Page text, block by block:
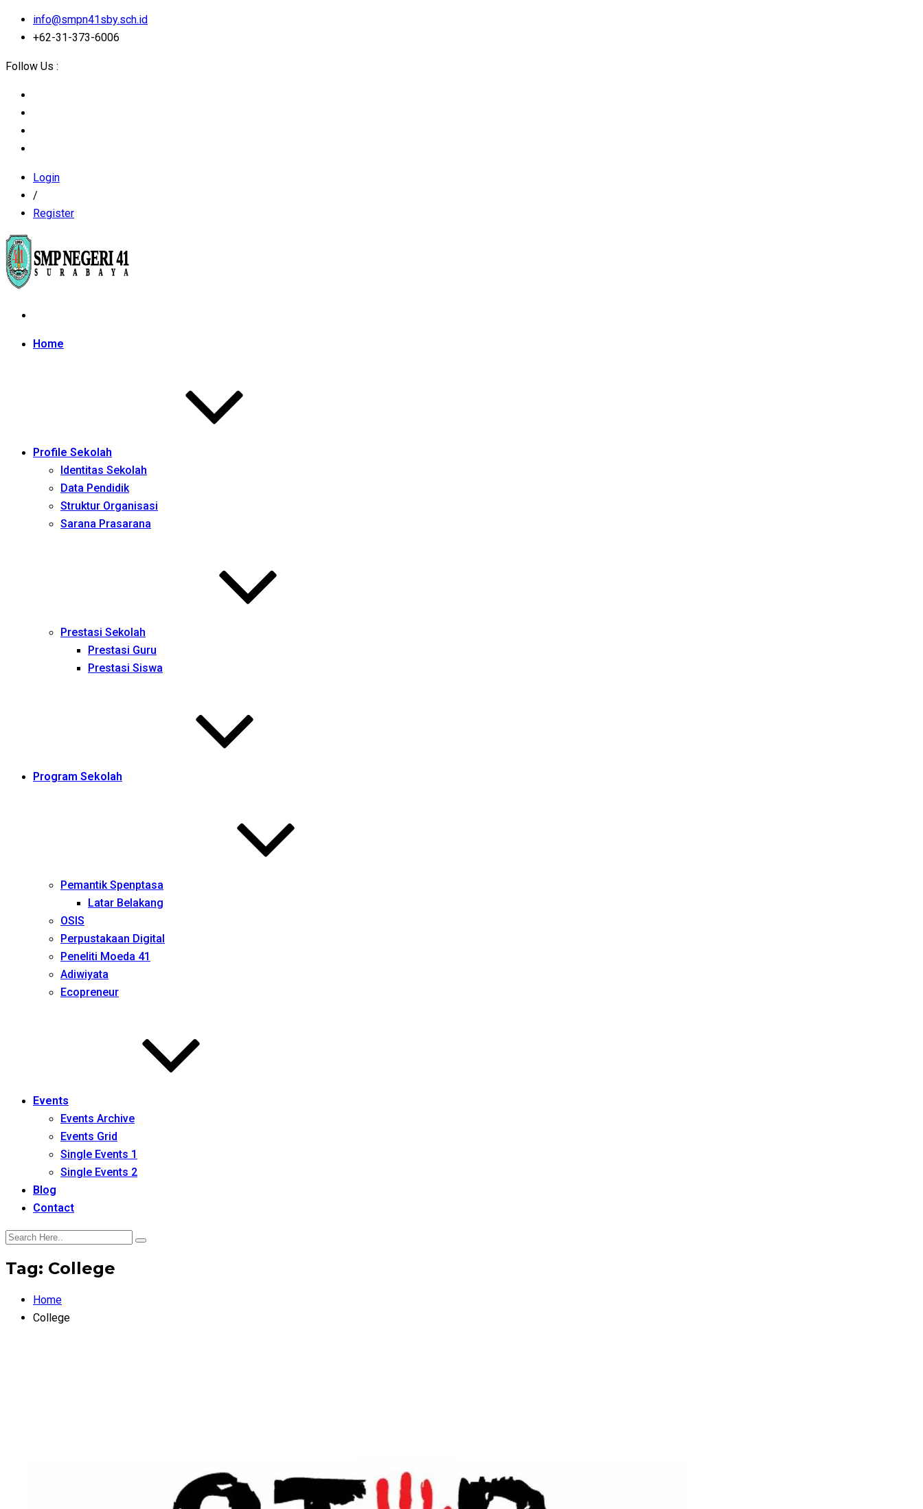
info@smpn41sby.sch.id
+62-31-373-6006
Follow Us :
Login
/
Register
Home
Profile Sekolah
Identitas Sekolah
Data Pendidik
Struktur Organisasi
Sarana Prasarana
Prestasi Sekolah
Prestasi Guru
Prestasi Siswa
Program Sekolah
Pemantik Spenptasa
Latar Belakang
OSIS
Perpustakaan Digital
Peneliti Moeda 41
Adiwiyata
Ecopreneur
Events
Events Archive
Events Grid
Single Events 1
Single Events 2
Blog
Contact
Tag: College
Home
College